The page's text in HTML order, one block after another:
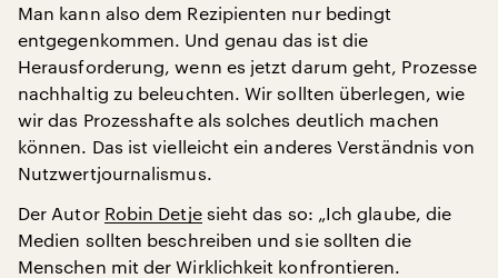
Man kann also dem Rezipienten nur bedingt
entgegenkommen. Und genau das ist die
Herausforderung, wenn es jetzt darum geht, Prozesse
nachhaltig zu beleuchten. Wir sollten überlegen, wie
wir das Prozesshafte als solches deutlich machen
können. Das ist vielleicht ein anderes Verständnis von
Nutzwertjournalismus.
Der Autor Robin Detjesieht das so: „Ich glaube, die
Medien sollten beschreiben und sie sollten die
Menschen mit der Wirklichkeit konfrontieren.